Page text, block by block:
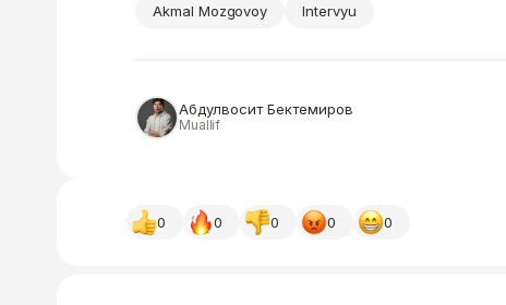
Akmal Mozgovoy Intervyu
Абдулвосит Бектемиров
Muallif
0 0 0 0 0